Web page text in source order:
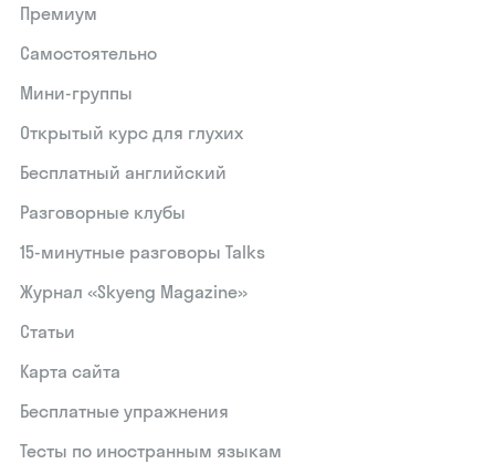
Премиум
Самостоятельно
Мини-группы
Открытый курс для глухих
Бесплатный английский
Разговорные клубы
15‑минутные разговоры Talks
Журнал «Skyeng Magazine»
Статьи
Карта сайта
Бесплатные упражнения
Тесты по иностранным языкам